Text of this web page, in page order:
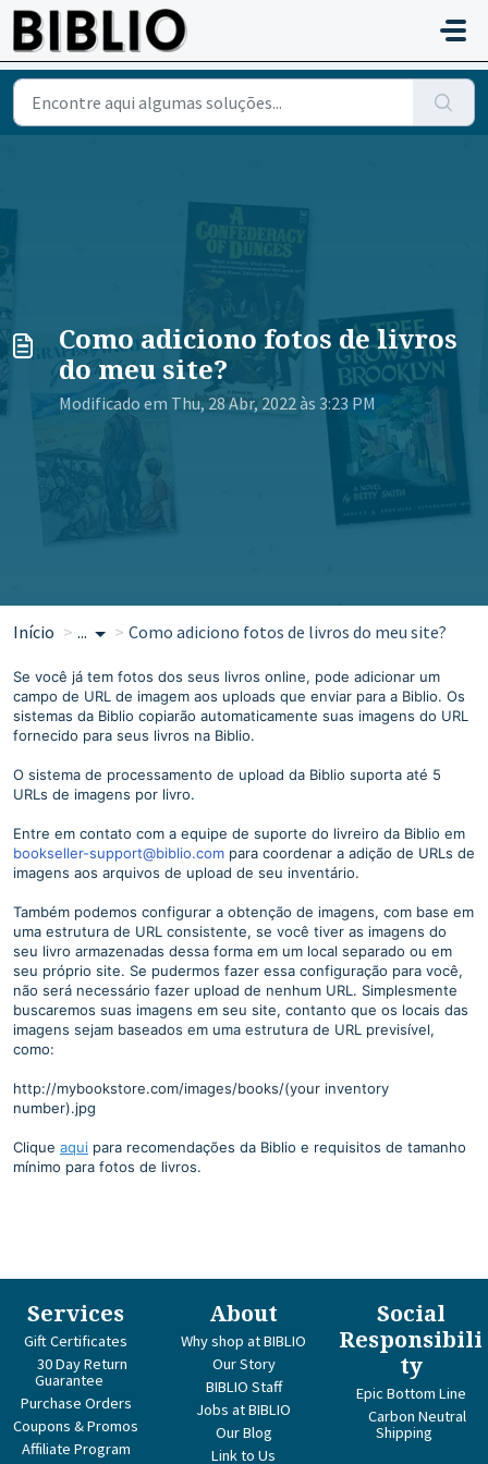
Avançar para o conteúdo principal
Como adiciono fotos de livros
do meu site?
Modificado em Thu, 28 Abr, 2022 às 3:23 PM
Início ... Como adiciono fotos de livros do meu site?
Se você já tem fotos dos seus livros online, pode adicionar um
campo de URL de imagem aos uploads que enviar para a Biblio. Os
sistemas da Biblio copiarão automaticamente suas imagens do URL
fornecido para seus livros na Biblio.
O sistema de processamento de upload da Biblio suporta até 5
URLs de imagens por livro.
Entre em contato com a equipe de suporte do livreiro da Biblio em
bookseller-support@biblio.com para coordenar a adição de URLs de
imagens aos arquivos de upload de seu inventário.
Também podemos configurar a obtenção de imagens, com base em
uma estrutura de URL consistente, se você tiver as imagens do
seu livro armazenadas dessa forma em um local separado ou em
seu próprio site. Se pudermos fazer essa configuração para você,
não será necessário fazer upload de nenhum URL. Simplesmente
buscaremos suas imagens em seu site, contanto que os locais das
imagens sejam baseados em uma estrutura de URL previsível,
como:
http://mybookstore.com/images/books/(your inventory
number).jpg
Clique aqui para recomendações da Biblio e requisitos de tamanho
mínimo para fotos de livros.
Services
Gift Certificates
30 Day Return
Guarantee
Purchase Orders
Coupons & Promos
Affiliate Program
About
Why shop at BIBLIO
Our Story
BIBLIO Staff
Jobs at BIBLIO
Our Blog
Link to Us
Social
Responsibili
ty
Epic Bottom Line
Carbon Neutral
Shipping